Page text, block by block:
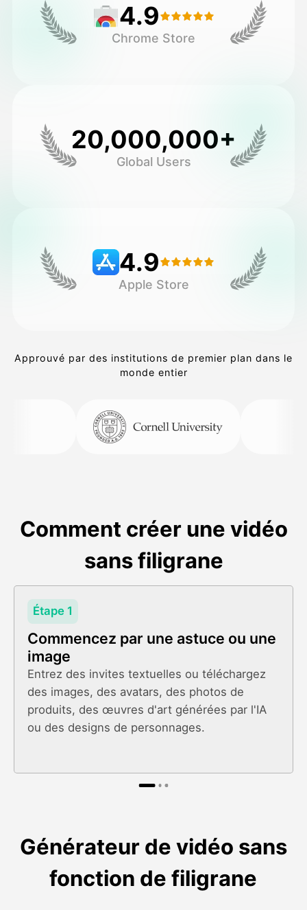
Autres outils 4.9
Chrome Store
20,000,000+
Global Users
4.9
Apple Store
Approuvé par des institutions de premier plan dans le
monde entier
Comment créer une vidéo
sans filigrane
Étape 1
Commencez par une astuce ou une
image
Entrez des invites textuelles ou téléchargez
des images, des avatars, des photos de
produits, des œuvres d'art générées par l'IA
ou des designs de personnages.
Générateur de vidéo sans
fonction de filigrane